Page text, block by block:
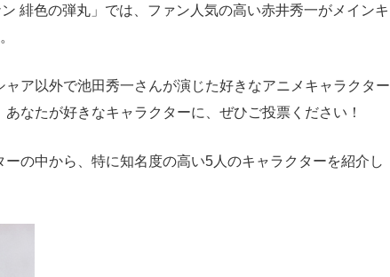
緋色の弾丸」では、ファン人気の高い赤井秀一がメインキ
ア以外で池田秀一さんが演じた好きなアニメキャラクター
なたが好きなキャラクターに、ぜひご投票ください！
の中から、特に知名度の高い5人のキャラクターを紹介し